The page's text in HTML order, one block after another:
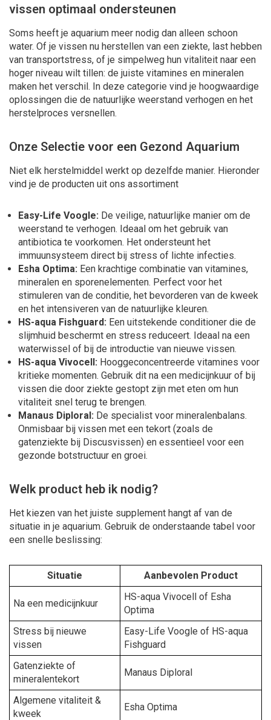
vissen optimaal ondersteunen
Soms heeft je aquarium meer nodig dan alleen schoon
water. Of je vissen nu herstellen van een ziekte, last hebben
van transportstress, of je simpelweg hun vitaliteit naar een
hoger niveau wilt tillen: de juiste vitamines en mineralen
maken het verschil. In deze categorie vind je hoogwaardige
oplossingen die de natuurlijke weerstand verhogen en het
herstelproces versnellen.
Onze Selectie voor een Gezond Aquarium
Niet elk herstelmiddel werkt op dezelfde manier. Hieronder
vind je de producten uit ons assortiment
Easy-Life Voogle: De veilige, natuurlijke manier om de
weerstand te verhogen. Ideaal om het gebruik van
antibiotica te voorkomen. Het ondersteunt het
immuunsysteem direct bij stress of lichte infecties.
Esha Optima: Een krachtige combinatie van vitamines,
mineralen en sporenelementen. Perfect voor het
stimuleren van de conditie, het bevorderen van de kweek
en het intensiveren van de natuurlijke kleuren.
HS-aqua Fishguard: Een uitstekende conditioner die de
slijmhuid beschermt en stress reduceert. Ideaal na een
waterwissel of bij de introductie van nieuwe vissen.
HS-aqua Vivocell: Hooggeconcentreerde vitamines voor
kritieke momenten. Gebruik dit na een medicijnkuur of bij
vissen die door ziekte gestopt zijn met eten om hun
vitaliteit snel terug te brengen.
Manaus Diploral: De specialist voor mineralenbalans.
Onmisbaar bij vissen met een tekort (zoals de
gatenziekte bij Discusvissen) en essentieel voor een
gezonde botstructuur en groei.
Welk product heb ik nodig?
Het kiezen van het juiste supplement hangt af van de
situatie in je aquarium. Gebruik de onderstaande tabel voor
een snelle beslissing:
Situatie Aanbevolen Product
Na een medicijnkuur
HS-aqua Vivocell of Esha
Optima
Stress bij nieuwe
vissen
Easy-Life Voogle of HS-aqua
Fishguard
Gatenziekte of
mineralentekort
Manaus Diploral
Algemene vitaliteit &
kweek
Esha Optima